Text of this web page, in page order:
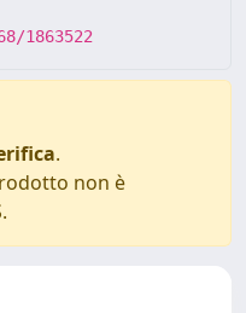
1863522
.
non è